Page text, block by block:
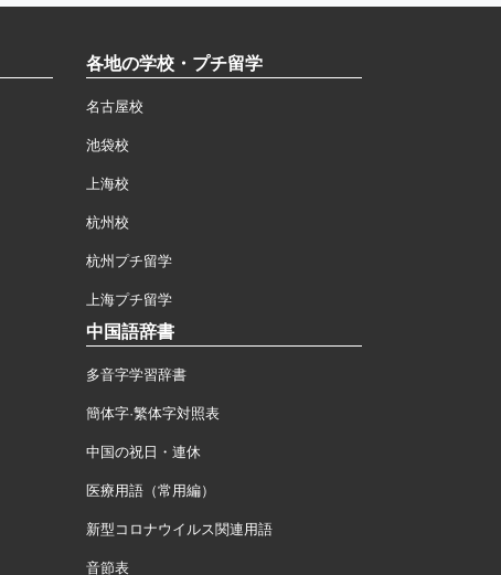
各地の学校・プチ留学
名古屋校
池袋校
上海校
杭州校
杭州プチ留学
上海プチ留学
中国語辞書
多音字学習辞書
簡体字·繁体字対照表
中国の祝日・連休
医療用語（常用編）
新型コロナウイルス関連用語
音節表